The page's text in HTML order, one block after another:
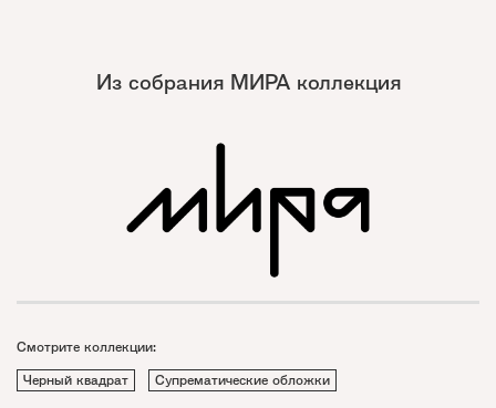
Из собрания МИРА коллекция
Смотрите коллекции:
Черный квадрат
Супрематические обложки